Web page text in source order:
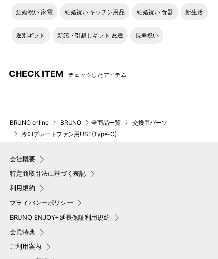
結婚祝い 家電 結婚祝い キッチン用品 結婚祝い 食器 新生活
送別ギフト 新築・引越しギフト 友達 長寿祝い
CHECK ITEM チェックしたアイテム
BRUNO online BRUNO 全商品一覧
交換用パーツ
冷却プレートファン用USB(Type-C)
会社概要
特定商取引法に基づく表記
利用規約
プライバシーポリシー
BRUNO ENJOY+延長保証利用規約
会員特典
ご利用案内